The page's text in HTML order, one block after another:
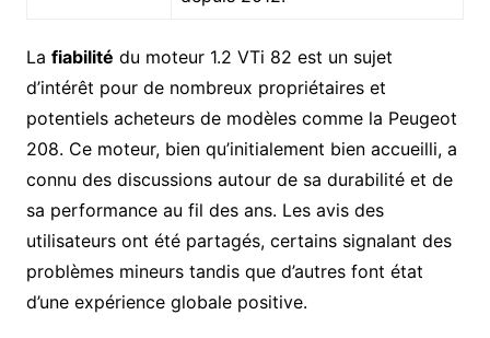
La fiabilité du moteur 1.2 VTi 82 est un sujet
d’intérêt pour de nombreux propriétaires et
potentiels acheteurs de modèles comme la Peugeot
208. Ce moteur, bien qu’initialement bien accueilli, a
connu des discussions autour de sa durabilité et de
sa performance au fil des ans. Les avis des
utilisateurs ont été partagés, certains signalant des
problèmes mineurs tandis que d’autres font état
d’une expérience globale positive.